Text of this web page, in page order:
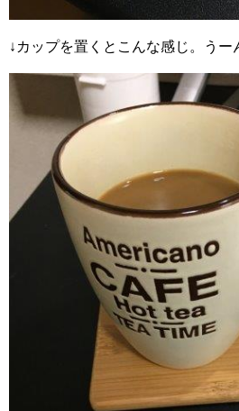
↓カップを置くとこんな感じ。うー